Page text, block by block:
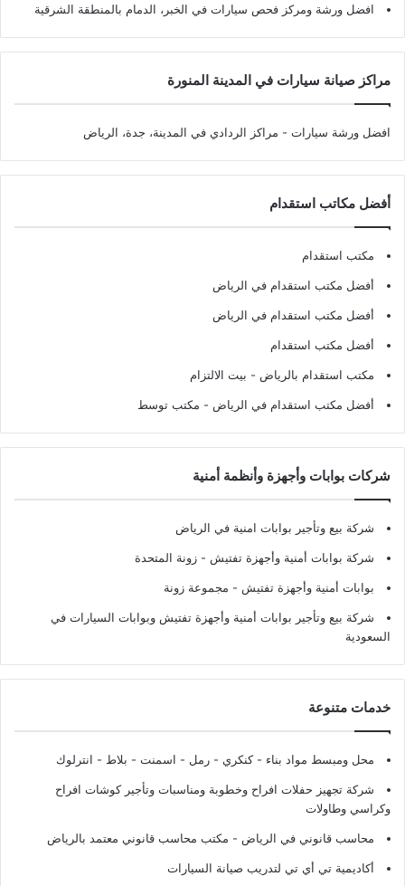
افضل ورشة ومركز فحص سيارات في الخبر، الدمام بالمنطقة الشرقية
مراكز صيانة سيارات في المدينة المنورة
افضل ورشة سيارات - مراكز الردادي في المدينة، جدة، الرياض
أفضل مكاتب استقدام
مكتب استقدام
أفضل مكتب استقدام في الرياض
أفضل مكتب استقدام في الرياض
أفضل مكتب استقدام
مكتب استقدام بالرياض - بيت الالتزام
أفضل مكتب استقدام في الرياض - مكتب توسط
شركات بوابات وأجهزة وأنظمة أمنية
شركة بيع وتأجير بوابات امنية في الرياض
شركة بوابات أمنية وأجهزة تفتيش - زونة المتحدة
بوابات أمنية وأجهزة تفتيش - مجموعة زونة
شركة بيع وتأجير بوابات أمنية وأجهزة تفتيش وبوابات السيارات في
السعودية
خدمات متنوعة
محل ومبسط مواد بناء - كنكري - رمل - اسمنت - بلاط - انترلوك
شركة تجهيز حفلات افراح وخطوبة ومناسبات وتأجير كوشات افراح
وكراسي وطاولات
محاسب قانوني في الرياض - مكتب محاسب قانوني معتمد بالرياض
أكاديمية تي أي تي لتدريب صيانة السيارات